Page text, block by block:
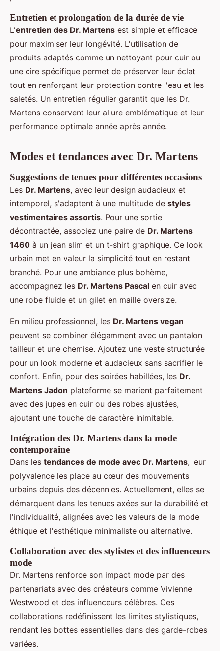
Entretien et prolongation de la durée de vie
L'entretien des Dr. Martens est simple et efficace
pour maximiser leur longévité. L'utilisation de
produits adaptés comme un nettoyant pour cuir ou
une cire spécifique permet de préserver leur éclat
tout en renforçant leur protection contre l'eau et les
saletés. Un entretien régulier garantit que les Dr.
Martens conservent leur allure emblématique et leur
performance optimale année après année.
Modes et tendances avec Dr. Martens
Suggestions de tenues pour différentes occasions
Les Dr. Martens, avec leur design audacieux et
intemporel, s'adaptent à une multitude de styles
vestimentaires assortis. Pour une sortie
décontractée, associez une paire de Dr. Martens
1460 à un jean slim et un t-shirt graphique. Ce look
urbain met en valeur la simplicité tout en restant
branché. Pour une ambiance plus bohème,
accompagnez les Dr. Martens Pascal en cuir avec
une robe fluide et un gilet en maille oversize.
En milieu professionnel, les Dr. Martens vegan
peuvent se combiner élégamment avec un pantalon
tailleur et une chemise. Ajoutez une veste structurée
pour un look moderne et audacieux sans sacrifier le
confort. Enfin, pour des soirées habillées, les Dr.
Martens Jadon plateforme se marient parfaitement
avec des jupes en cuir ou des robes ajustées,
ajoutant une touche de caractère inimitable.
Intégration des Dr. Martens dans la mode
contemporaine
Dans les tendances de mode avec Dr. Martens, leur
polyvalence les place au cœur des mouvements
urbains depuis des décennies. Actuellement, elles se
démarquent dans les tenues axées sur la durabilité et
l'individualité, alignées avec les valeurs de la mode
éthique et l'esthétique minimaliste ou alternative.
Collaboration avec des stylistes et des influenceurs
mode
Dr. Martens renforce son impact mode par des
partenariats avec des créateurs comme Vivienne
Westwood et des influenceurs célèbres. Ces
collaborations redéfinissent les limites stylistiques,
rendant les bottes essentielles dans des garde-robes
variées.